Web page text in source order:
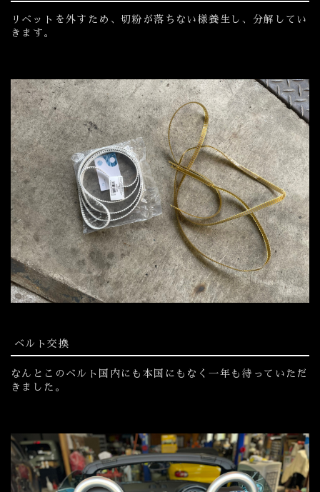
リベットを外すため、切粉が落ちない様養生し、分解してい
きます。
ベルト交換
なんとこのベルト国内にも本国にもなく一年も待っていただ
きました。